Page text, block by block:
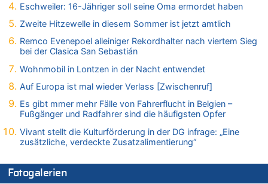
Zweite Hitzewelle in diesem Sommer ist jetzt amtlich
06.08.2026 - 16:10 von Dax zu
Wasserstand des Rheins in NRW so niedrig wie noch nie
06.08.2026 - 15:51 von SuperBoy zu
Eschweiler: 16-Jähriger soll seine Oma ermordet haben
06.08.2026 - 15:42 von PvD zu
Mehrere Menschen in Londons City niedergestochen
06.08.2026 - 15:42 von Dax zu
Zweite Hitzewelle in diesem Sommer ist jetzt amtlich
Zweite Hitzewelle in diesem Sommer ist jetzt amtlich
Eschweiler: 16-Jähriger soll seine Oma ermordet haben
Zweite Hitzewelle in diesem Sommer ist jetzt amtlich
Remco Evenepoel alleiniger Rekordhalter nach viertem Sieg
bei der Clasica San Sebastián
Wohnmobil in Lontzen in der Nacht entwendet
Auf Europa ist mal wieder Verlass [Zwischenruf]
Es gibt mmer mehr Fälle von Fahrerflucht in Belgien –
Fußgänger und Radfahrer sind die häufigsten Opfer
Vivant stellt die Kulturförderung in der DG infrage: „Eine
zusätzliche, verdeckte Zusatzalimentierung“
Fotogalerien